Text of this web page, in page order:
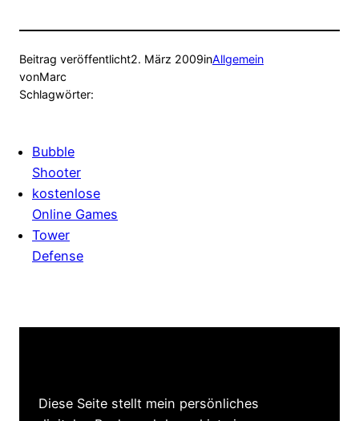
Beitrag veröffentlicht2. März 2009inAllgemein
vonMarc
Schlagwörter:
Bubble
Shooter
kostenlose
Online Games
Tower
Defense
Diese Seite stellt mein persönliches